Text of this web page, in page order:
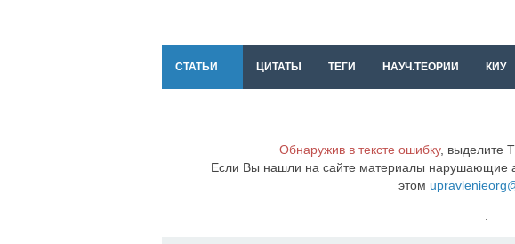
СТАТЬИ ЦИТАТЫ ТЕГИ НАУЧ.ТЕОРИИ КИУ
Обнаружив в тексте ошибку, выделите
Если Вы нашли на сайте материалы нарушающие
этом